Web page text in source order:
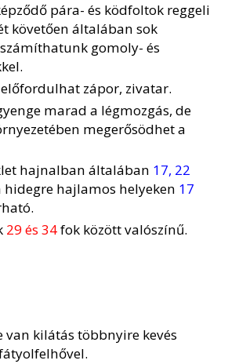
pára- és ködfoltok reggeli
követően általában sok
gomoly- és
zápor, zivatar.
marad a légmozgás, de
megerősödhet a
hajnalban általában 17, 22
hidegre hajlamos helyeken 17
29 és 34fok között valószínű.
van kilátás többnyire kevés